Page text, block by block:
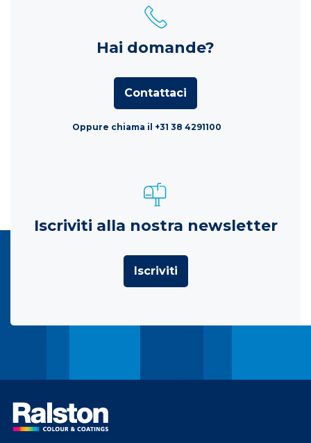
Hai domande?
Contattaci
Oppure chiama il +31 38 4291100
Iscriviti alla nostra newsletter
Iscriviti